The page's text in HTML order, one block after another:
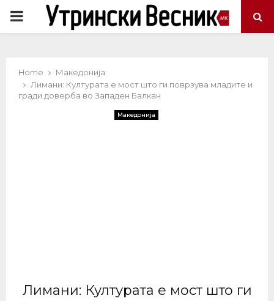
PRIMARY
Home
Македонија
Лимани: Културата е мост што ги поврзува младите и
гради доверба во Западен Балкан
Македонија
Лимани: Културата е мост што ги